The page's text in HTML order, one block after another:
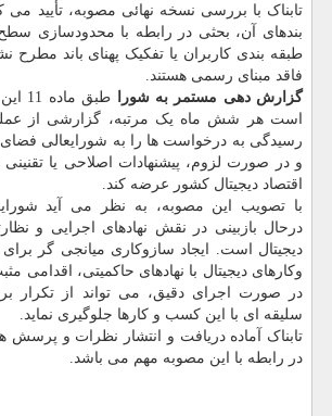
تابناک با بررسی نسخه نهائی مصوبه، تأیید می
بندهای آن، بحثی در رابطه با محدودسازی
طبقه بندی کاربران یا تفکیک پهنای باند مطرح
فاقد مبنای رسمی هستند.
گزارش دهی مستمر به شورا
طبق
است هر شش ماه یک مرتبه، گزارشی از
رسیدگی به درخواست ها را به شورایعالی
و در صورت لزوم، پیشنهادات اصلاحی یا تقنینی
اقتصاد دیجیتال کشور عرضه کند.
با تصویب این مصوبه، به نظر می آید
درحال بازبینی در نقش نهادهای اجرایی و
دیجیتال است. ایجاد سازوکاری میانجی گر
وکارهای دیجیتال با نهادهای حاکمیتی، اقدامی
در صورت اجرای دقیق، می تواند از تکرار
سلیقه ای با این کسب و کارها جلوگیری نماید.
تابناک آماده دریافت و انتشار نظرات و پرسش
در رابطه با این مصوبه مهم می باشد.